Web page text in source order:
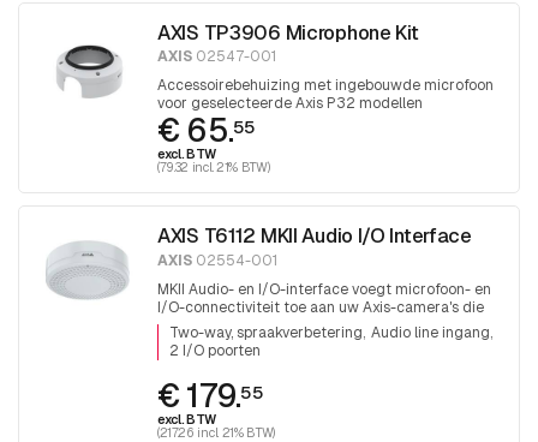
AXIS TP3906 Microphone Kit
AXIS 02547-001
Accessoirebehuizing met ingebouwde microfoon
voor geselecteerde Axis P32 modellen
€ 65.55
excl. BTW
(79.32 incl. 21% BTW)
AXIS T6112 MKII Audio I/O Interface
AXIS 02554-001
MKII Audio- en I/O-interface voegt microfoon- en
I/O-connectiviteit toe aan uw Axis-camera's die
deze mogelijkheden niet al ingebouwd hebben
Two-way, spraakverbetering Audio line ingang
2 I/O poorten
€ 179.55
excl. BTW
(217.26 incl. 21% BTW)